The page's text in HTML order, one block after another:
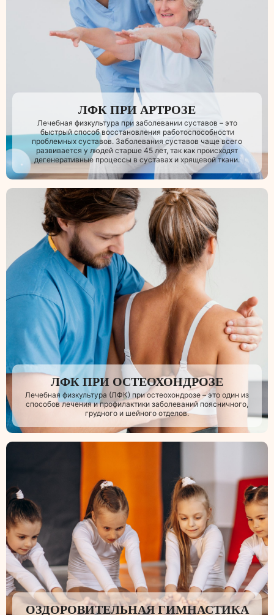
ЛФК ПРИ АРТРОЗЕ
Лечебная физкультура при заболевании суставов – это
быстрый способ восстановления работоспособности
проблемных суставов. Заболевания суставов чаще всего
развивается у людей старше 45 лет, так как происходят
дегенеративные процессы в суставах и хрящевой ткани.
ЛФК ПРИ ОСТЕОХОНДРОЗЕ
Лечебная физкультура (ЛФК) при остеохондрозе – это один из
способов лечения и профилактики заболеваний поясничного,
грудного и шейного отделов.
ОЗДОРОВИТЕЛЬНАЯ ГИМНАСТИКА